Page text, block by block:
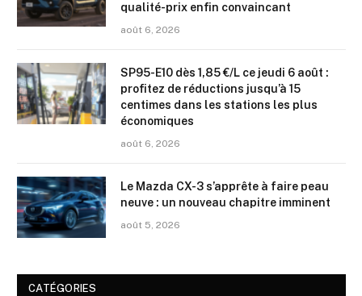
qualité-prix enfin convaincant
août 6, 2026
SP95-E10 dès 1,85 €/L ce jeudi 6 août :
profitez de réductions jusqu’à 15
centimes dans les stations les plus
économiques
août 6, 2026
Le Mazda CX-3 s’apprête à faire peau
neuve : un nouveau chapitre imminent
août 5, 2026
CATÉGORIES